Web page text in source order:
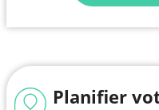
Planifier